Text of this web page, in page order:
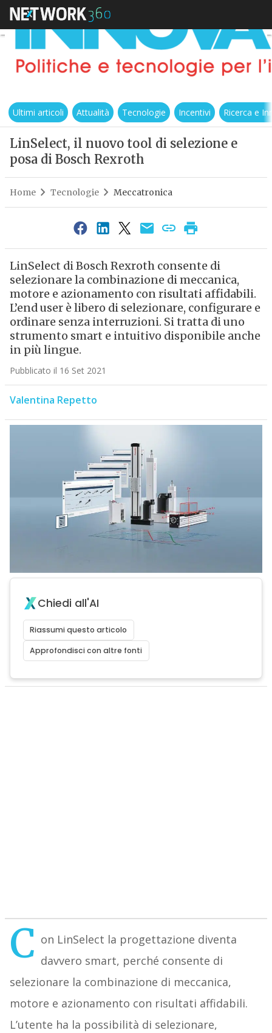
Ultimi articoli Attualità Tecnologie Incentivi Ricerca e
LinSelect, il nuovo tool di selezione e
posa di Bosch Rexroth
Home Tecnologie Meccatronica
LinSelect di Bosch Rexroth consente di
selezionare la combinazione di meccanica,
motore e azionamento con risultati affidabili.
L’end user è libero di selezionare, configurare e
ordinare senza interruzioni. Si tratta di uno
strumento smart e intuitivo disponibile anche
in più lingue.
Pubblicato il 16 Set 2021
Valentina Repetto
Chiedi all'AI
Riassumi questo articolo
Approfondisci con altre fonti
C on LinSelect la progettazione diventa
davvero smart, perché consente di
selezionare la combinazione di meccanica,
motore e azionamento con risultati affidabili.
L’utente ha la possibilità di selezionare,